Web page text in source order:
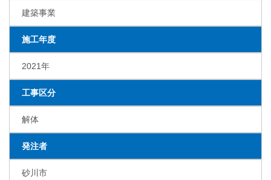
建築事業
施工年度
2021年
工事区分
解体
発注者
砂川市